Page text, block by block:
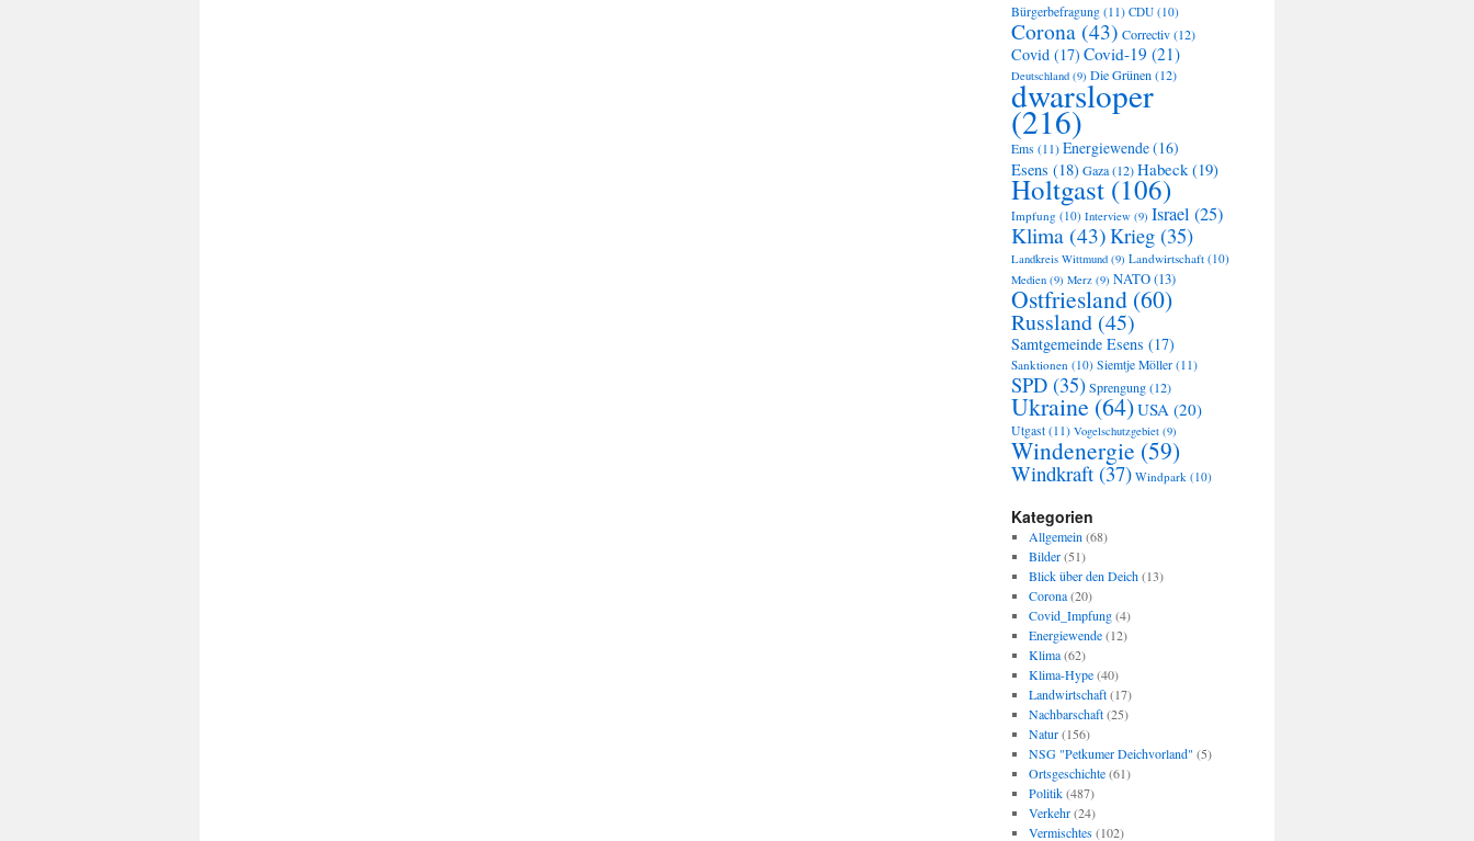
Bürgerbefragung (11) CDU (10)
Corona (43) Correctiv(12)
Covid (17) Covid-19 (21)
Deutschland (9) Die Grünen(12)
dwarsloper
(216)
Ems (11) Energiewende(16)
Esens (18)Gaza(12)Habeck(19)
Holtgast (106)
Impfung (10) Interview (9) Israel (25)
Klima (43)Krieg (35)
Landkreis Wittmund (9) Landwirtschaft (10)
Medien (9) Merz (9) NATO(13)
Ostfriesland (60)
Russland (45)
Samtgemeinde Esens (17)
Sanktionen (10) Siemtje Möller (11)
SPD (35)Sprengung(12)
Ukraine (64)USA (20)
Utgast (11) Vogelschutzgebiet (9)
Windenergie (59)
Windkraft (37) Windpark (10)
Kategorien
Allgemein (68)
Bilder(51)
Blick über den Deich(13)
Corona(20)
Covid_Impfung(4)
Energiewende(12)
Klima(62)
Klima-Hype(40)
Landwirtschaft(17)
Nachbarschaft(25)
Natur(156)
NSG "Petkumer Deichvorland" (5)
Ortsgeschichte(61)
Politik(487)
Verkehr(24)
Vermischtes(102)